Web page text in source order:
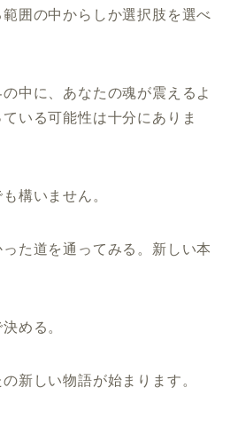
囲の中からしか選択肢を選べ
中に、あなたの魂が震えるよ
いる可能性は十分にありま
構いません。
た道を通ってみる。新しい本
める。
新しい物語が始まります。